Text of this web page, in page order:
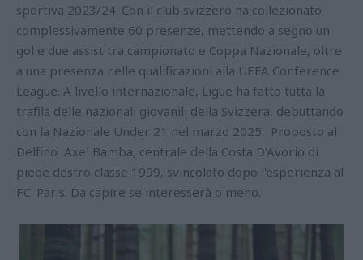
sportiva 2023/24. Con il club svizzero ha collezionato
complessivamente 60 presenze, mettendo a segno un
gol e due assist tra campionato e Coppa Nazionale, oltre
a una presenza nelle qualificazioni alla UEFA Conference
League. A livello internazionale, Ligue ha fatto tutta la
trafila delle nazionali giovanili della Svizzera, debuttando
con la Nazionale Under 21 nel marzo 2025. Proposto al
Delfino Axel Bamba, centrale della Costa D'Avorio di
piede destro classe 1999, svincolato dopo l'esperienza al
F.C. Paris. Da capire se interesserà o meno.